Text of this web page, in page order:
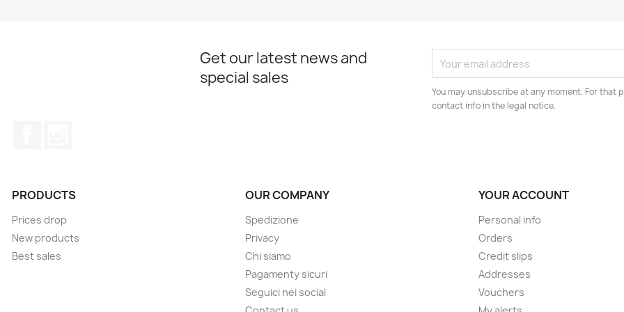
Get our latest news and
special sales
You may unsubscribe at any moment. For that
contact info in the legal notice.
PRODUCTS
Prices drop
New products
Best sales
OUR COMPANY
Spedizione
Privacy
Chi siamo
Pagamenty sicuri
Seguici nei social
YOUR ACCOUNT
Personal info
Orders
Credit slips
Addresses
Vouchers